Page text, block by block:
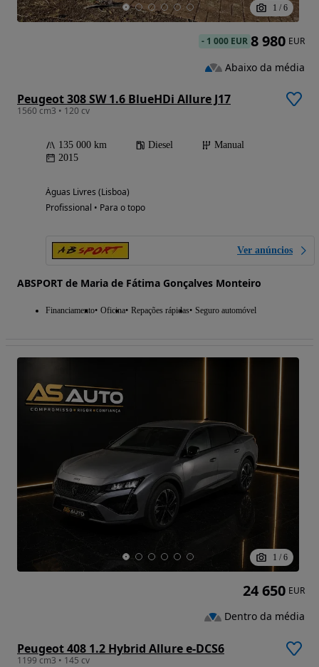
1 / 6
Peugeot 308 SW 1.6 BlueHDi Allure J17
1560 cm3 • 120 cv
135 000 km Diesel
Manual
2015
Águas Livres (Lisboa)
Profissional • Para o topo
Ver anúncios
ABSPORT de Maria de Fátima Gonçalves Monteiro
Financiamento Oficina Repações rápidas Seguro automóvel
- 1 000 EUR 8 980 EUR
Abaixo da média
1 / 6
Peugeot 408 1.2 Hybrid Allure e-DCS6
1199 cm3 • 145 cv
24 650 EUR
Dentro da média